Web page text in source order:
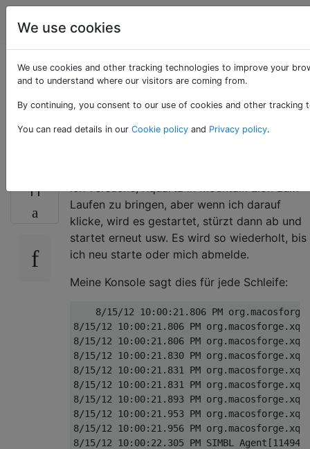
Apple
Xquartz Crash
Endlosschleife in
Mountain Lion?
11
Laufen zu bringen, aber wenn ich darauf
klicke, wird es gestartet, stürzt dann ab und
startet erneut usw. Es wird so wiederholt, bis
ich neu starte oder mich abmelde.
Meine Konsole sagt dies für jede Schleife:
8/15/12 10:00:21.806 PM
8/15/12 10:00:21.806 PM
8/15/12 10:00:21.806 PM
8/15/12 10:00:21.830 PM
8/15/12 10:00:21.831 PM
8/15/12 10:00:21.831 PM
8/15/12 10:00:21.893 PM
8/15/12 10:00:21.953 PM
8/15/12 10:00:21.956 PM
8/15/12 10:00:22.305 PM SIMBL
We use cookies
We use cookies and other tracking technologies to improve your
and to understand where our visitors are coming from.
By continuing, you consent to our use of cookies and other
You can read details in our Cookie policy and Privacy policy.